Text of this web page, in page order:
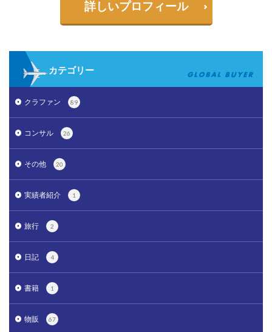
詳しいプロフィール
カテゴリー
クラファン 89
コンサル 26
その他 20
実績者紹介 1
旅行 2
日記 4
書籍 1
物販 67